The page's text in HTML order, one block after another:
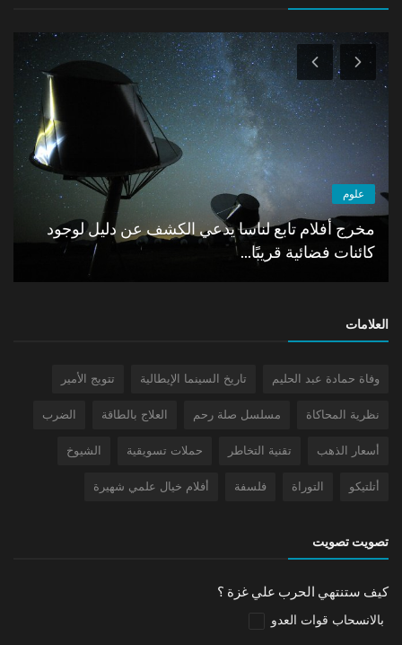
علوم
التأثير بموجات الدماغ الكهرومغناطيسية...
العلامات
وفاة حمادة عبد الحليم تاريخ السينما الإيطالية تتويج الأمير
نظرية المحاكاة مسلسل صلة رحم العلاج بالطاقة الضرب
أسعار الذهب تقنية التخاطر حملات تسويقية الشيوخ
أتلتيكو التوراة فلسفة أفلام خيال علمي شهيرة
تصويت تصويت
كيف ستنتهي الحرب علي غزة ؟
بالانسحاب قوات العدو